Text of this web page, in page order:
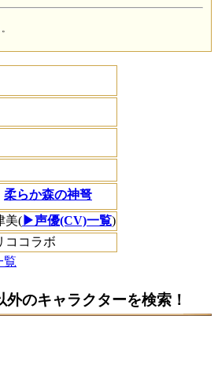
柔らか森の神弩
美( ▶声優(CV)一覧)
ココラボ
覧
のキャラクターを検索！